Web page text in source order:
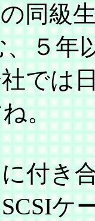
同級
、５年
では
。
付き
ケ